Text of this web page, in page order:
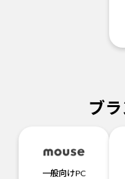
ブ
一般向けPC